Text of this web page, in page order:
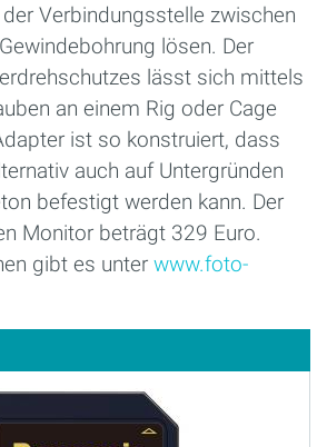
Verbindungsstelle zwischen
lösen. Der
lässt sich mittels
an einem Rig oder Cage
ist so konstruiert, dass
auch auf Untergründen
befestigt werden kann. Der
Monitor beträgt 329 Euro.
gibt es unter www.foto-